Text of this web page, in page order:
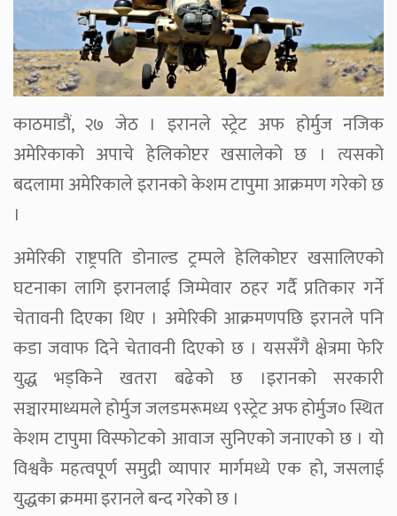
काठमाडौं, २७ जेठ । इरानले स्ट्रेट अफ होर्मुज नजिक
अमेरिकाको अपाचे हेलिकोप्टर खसालेको छ । त्यसको
बदलामा अमेरिकाले इरानको केशम टापुमा आक्रमण गरेको छ
।
अमेरिकी राष्ट्रपति डोनाल्ड ट्रम्पले हेलिकोप्टर खसालिएको
घटनाका लागि इरानलाई जिम्मेवार ठहर गर्दै प्रतिकार गर्ने
चेतावनी दिएका थिए । अमेरिकी आक्रमणपछि इरानले पनि
कडा जवाफ दिने चेतावनी दिएको छ । यससँगै क्षेत्रमा फेरि
युद्ध भड्किने खतरा बढेको छ ।इरानको सरकारी
सञ्चारमाध्यमले होर्मुज जलडमरूमध्य ९स्ट्रेट अफ होर्मुज० स्थित
केशम टापुमा विस्फोटको आवाज सुनिएको जनाएको छ । यो
विश्वकै महत्वपूर्ण समुद्री व्यापार मार्गमध्ये एक हो, जसलाई
युद्धका क्रममा इरानले बन्द गरेको छ ।